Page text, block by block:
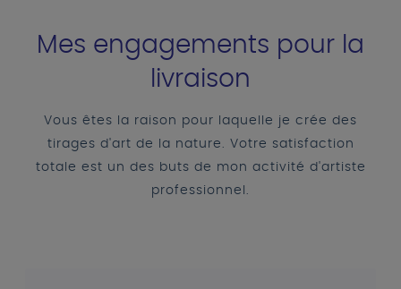
Mes engagements pour la
livraison
Vous êtes la raison pour laquelle je crée des
tirages d'art de la nature. Votre satisfaction
totale est un des buts de mon activité d'artiste
professionnel.